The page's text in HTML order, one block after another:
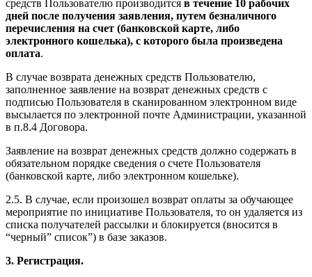
средств Пользователю производится в течение 10 рабочих
дней после получения заявления, путем безналичного
перечисления на счет (банковской карте, либо
электронного кошелька), с которого была произведена
оплата.
В случае возврата денежных средств Пользователю,
заполненное заявление на возврат денежных средств с
подписью Пользователя в сканированном электронном виде
высылается по электронной почте Администрации, указанной
в п.8.4 Договора.
Заявление на возврат денежных средств должно содержать в
обязательном порядке сведения о счете Пользователя
(банковской карте, либо электронном кошельке).
2.5. В случае, если произошел возврат оплаты за обучающее
мероприятие по инициативе Пользователя, то он удаляется из
списка получателей рассылки и блокируется (вносится в
“черный” список”) в базе заказов.
3. Регистрация.